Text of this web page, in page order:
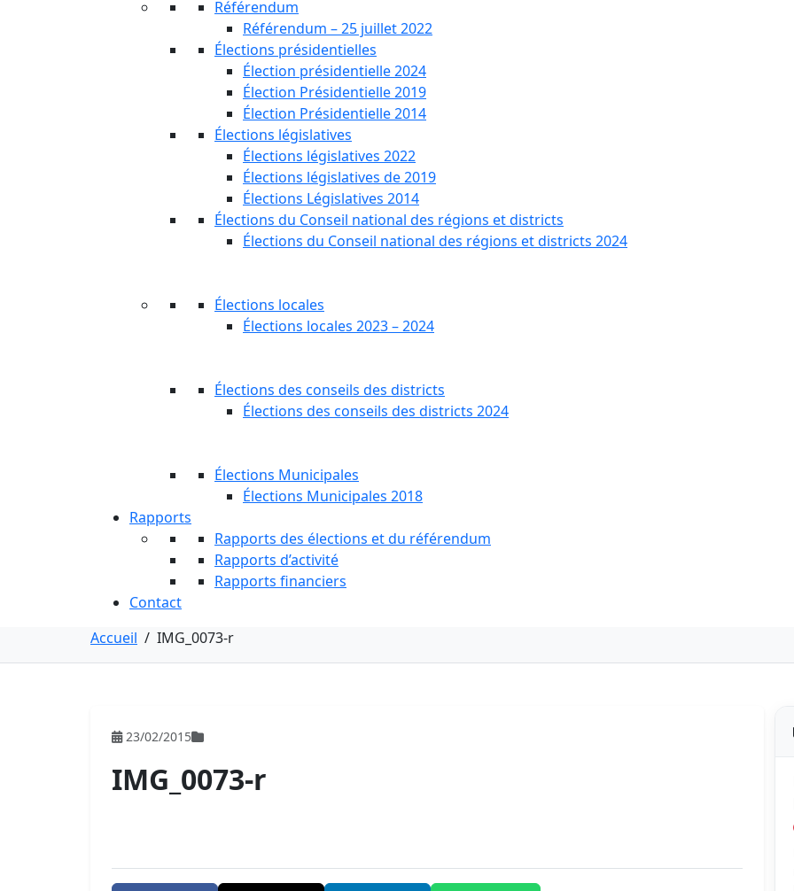
Référendum
Référendum – 25 juillet 2022
Élections présidentielles
Élection présidentielle 2024
Élection Présidentielle 2019
Élection Présidentielle 2014
Élections législatives
Élections législatives 2022
Élections législatives de 2019
Élections Législatives 2014
Élections du Conseil national des régions et districts
Élections du Conseil national des régions et districts 2024
Élections locales
Élections locales 2023 – 2024
Élections des conseils des districts
Élections des conseils des districts 2024
Élections Municipales
Élections Municipales 2018
Rapports
Rapports des élections et du référendum
Rapports d’activité
Rapports financiers
Contact
Accueil / IMG_0073-r
23/02/2015
IMG_0073-r